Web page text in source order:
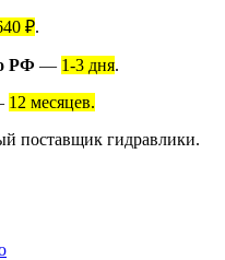
₽.
РФ — 1-3 дня.
12 месяцев.
поставщик гидравлики.